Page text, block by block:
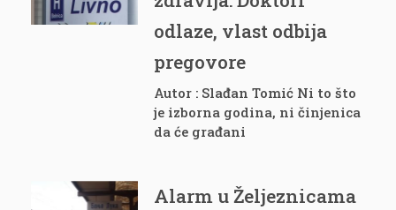
odlaze, vlast odbija
pregovore
Autor : Slađan Tomić Ni to što
je izborna godina, ni činjenica
da će građani
Alarm u Željeznicama